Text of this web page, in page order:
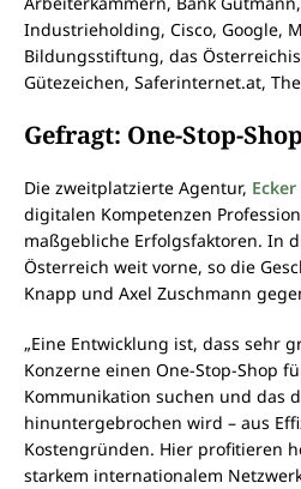
Industrieholding, Cisco, Google,
Bildungsstiftung, das
Gütezeichen, Saferinternet.at,
Gefragt: One-Stop-
Die zweitplatzierte Agentur,
digitalen Kompetenzen
maßgebliche Erfolgsfaktoren. In
Österreich weit vorne, so die
Knapp und Axel Zuschmann
„Eine Entwicklung ist, dass sehr
Konzerne einen One-Stop-Shop
Kommunikation suchen und das
hinuntergebrochen wird – aus
Kostengründen. Hier profitieren
starkem internationalem